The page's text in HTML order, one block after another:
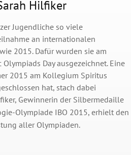
Hilfiker
Jugendliche so viele
an internationalen
2015. Dafür wurden sie am
Day ausgezeichnet. Eine
2015 am Kollegium Spiritus
hat, stach dabei
Gewinnerin der Silbermedaille
Olympiade IBO 2015, erhielt den
aller Olympiaden.